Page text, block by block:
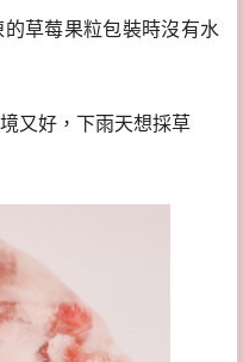
草莓果粒包裝時沒有水
又好， 下雨天想採草